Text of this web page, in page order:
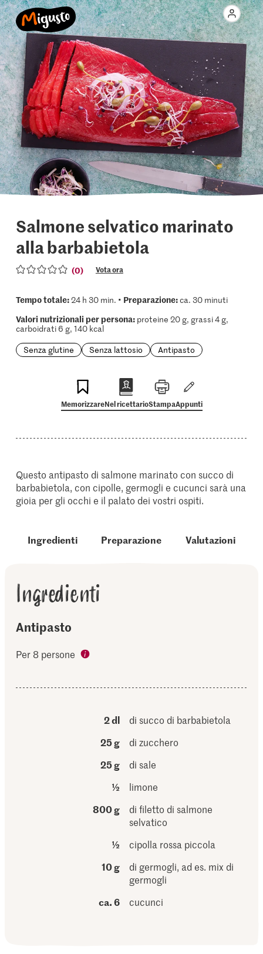
Salmone selvatico marinato
alla barbabietola
(0) Vota ora
Tempo totale:24 h 30 min. • Preparazione:ca. 30 minuti
Valori nutrizionali per persona:proteine 20 g, grassi 4 g,
carboidrati 6 g, 140 kcal
Senza glutine
Senza lattosio Antipasto
MemorizzareNel ricettarioStampaAppunti
Questo antipasto di salmone marinato con succo di
barbabietola, con cipolle, germogli e cucunci sarà una
gioia per gli occhi e il palato dei vostri ospiti.
Ingredienti Preparazione Valutazioni
Ingredienti
Antipasto
Per 8 persone
2 dl
di succo di barbabietola
25 g
di zucchero
25 g
di sale
½
limone
800 g
di filetto di salmone
selvatico
½
cipolla rossa piccola
10 g
di germogli, ad es. mix di
germogli
ca. 6
cucunci